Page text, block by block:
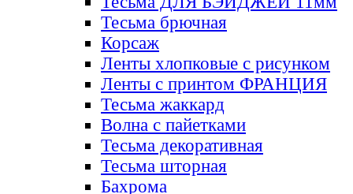
Тесьма брючная
Корсаж
Ленты хлопковые с рисунком
Ленты с принтом ФРАНЦИЯ
Тесьма жаккард
Волна с пайетками
Тесьма декоративная
Тесьма шторная
Бахрома